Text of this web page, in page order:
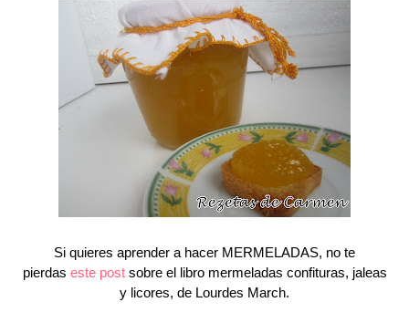
Si quieres aprender a hacer MERMELADAS, no te
pierdas este post sobre el libro mermeladas confituras, jaleas
y licores, de Lourdes March.